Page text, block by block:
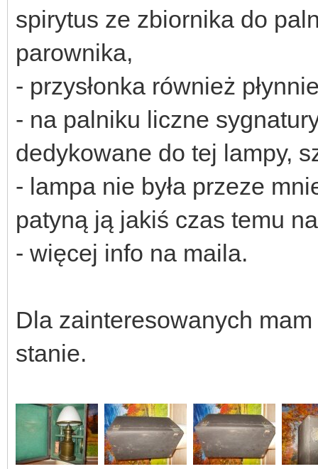
spirytus ze zbiornika do
parownika,
- przysłonka również
- na palniku liczne
dedykowane do tej lampy,
- lampa nie była przeze
patyną ją jakiś czas temu
- więcej info na maila.
Dla zainteresowanych
stanie.